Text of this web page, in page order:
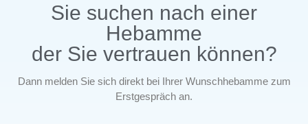
Sie suchen nach einer
Hebamme
der Sie vertrauen können?
Dann melden Sie sich direkt bei Ihrer Wunschhebamme zum
Erstgespräch an.